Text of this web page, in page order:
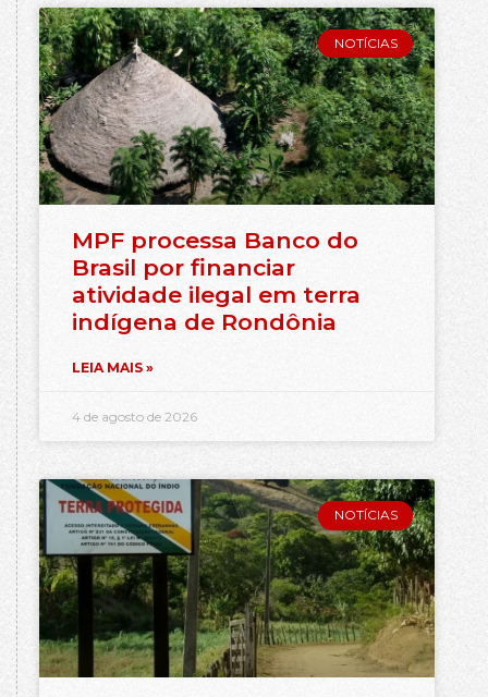
NOTÍCIAS
MPF processa Banco do
Brasil por financiar
atividade ilegal em terra
indígena de Rondônia
LEIA MAIS »
4 de agosto de 2026
NOTÍCIAS